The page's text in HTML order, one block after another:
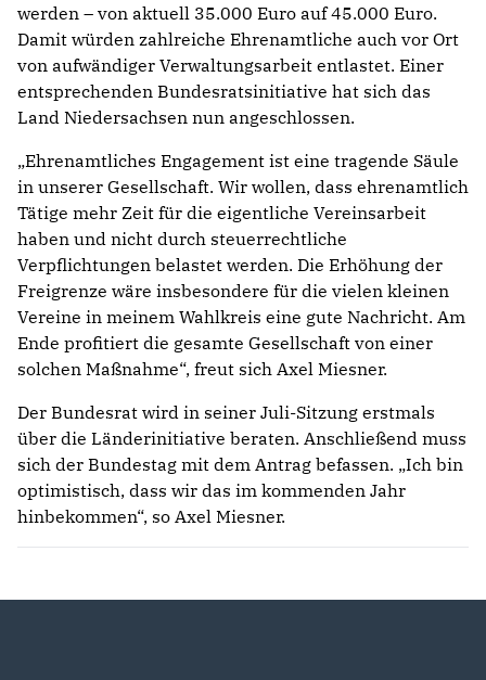
werden – von aktuell 35.000 Euro auf 45.000 Euro.
Damit würden zahlreiche Ehrenamtliche auch vor Ort
von aufwändiger Verwaltungsarbeit entlastet. Einer
entsprechenden Bundesratsinitiative hat sich das
Land Niedersachsen nun angeschlossen.
„Ehrenamtliches Engagement ist eine tragende Säule
in unserer Gesellschaft. Wir wollen, dass ehrenamtlich
Tätige mehr Zeit für die eigentliche Vereinsarbeit
haben und nicht durch steuerrechtliche
Verpflichtungen belastet werden. Die Erhöhung der
Freigrenze wäre insbesondere für die vielen kleinen
Vereine in meinem Wahlkreis eine gute Nachricht. Am
Ende profitiert die gesamte Gesellschaft von einer
solchen Maßnahme“, freut sich Axel Miesner.
Der Bundesrat wird in seiner Juli-Sitzung erstmals
über die Länderinitiative beraten. Anschließend muss
sich der Bundestag mit dem Antrag befassen. „Ich bin
optimistisch, dass wir das im kommenden Jahr
hinbekommen“, so Axel Miesner.